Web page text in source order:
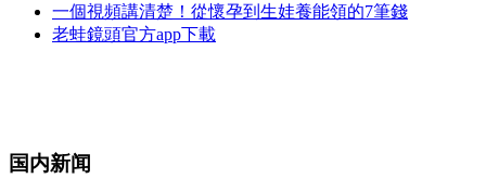
一個視頻講清楚！從懷孕到生娃養能領的7筆錢
老蛙鏡頭官方app下載
国内新闻